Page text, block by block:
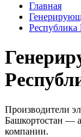
Главная
Республика
Производители
Башкортостан —
компании.